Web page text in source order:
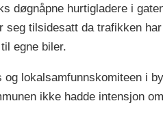
døgnåpne hurtigladere i
tilsidesatt da trafikken
egne biler.
lokalsamfunnskomiteen i
ikke hadde intensjon